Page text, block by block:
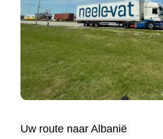
Uw route naar Albanië